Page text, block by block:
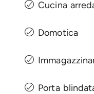
Cucina
Domotica
Porta